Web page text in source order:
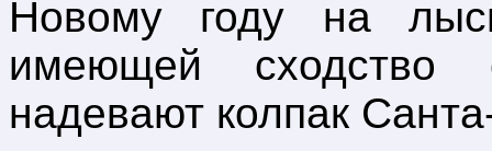
Новому году на
имеющей
надевают колпак